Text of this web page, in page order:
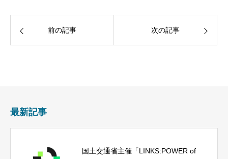
前の記事 次の記事
最新記事
国土交通省主催「LINKS:POWER of